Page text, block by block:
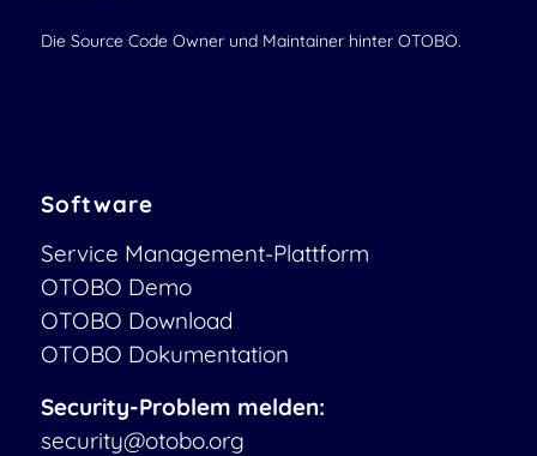
Die Source Code Owner und Maintainer hinter OTOBO.
Software
Service Management-Plattform
OTOBO Demo
OTOBO Download
OTOBO Dokumentation
Security-Problem melden:
security@otobo.org